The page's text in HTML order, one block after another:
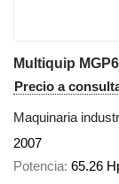
Multiquip
Precio a
Maquinaria
2007
Potencia 65.26